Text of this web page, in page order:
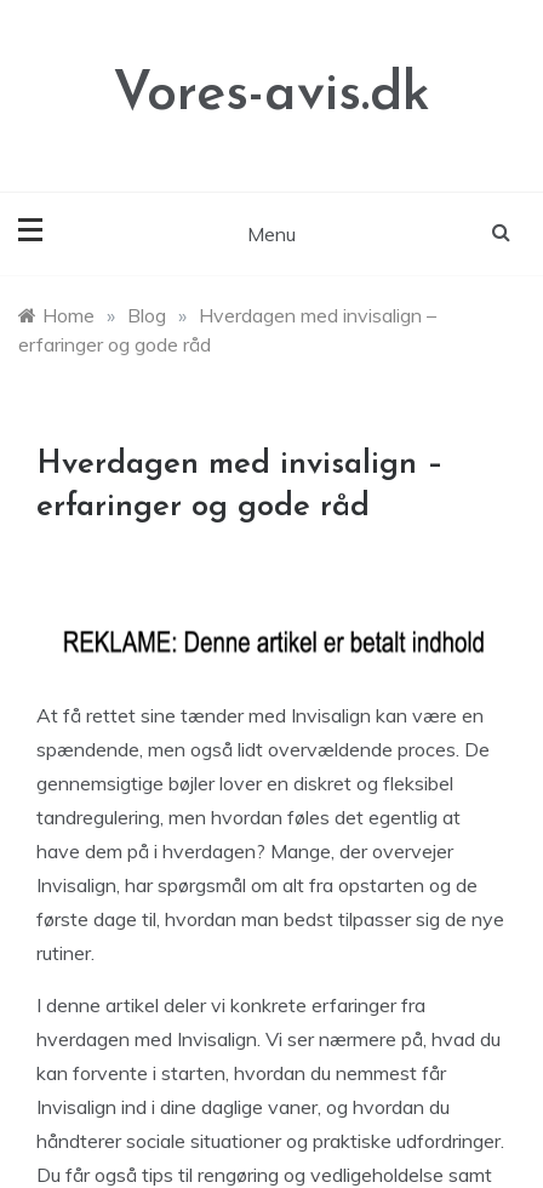
Vores-avis.dk
Menu
Home » Blog » Hverdagen med invisalign –
erfaringer og gode råd
Hverdagen med invisalign –
erfaringer og gode råd
At få rettet sine tænder med Invisalign kan være en
spændende, men også lidt overvældende proces. De
gennemsigtige bøjler lover en diskret og fleksibel
tandregulering, men hvordan føles det egentlig at
have dem på i hverdagen? Mange, der overvejer
Invisalign, har spørgsmål om alt fra opstarten og de
første dage til, hvordan man bedst tilpasser sig de nye
rutiner.
I denne artikel deler vi konkrete erfaringer fra
hverdagen med Invisalign. Vi ser nærmere på, hvad du
kan forvente i starten, hvordan du nemmest får
Invisalign ind i dine daglige vaner, og hvordan du
håndterer sociale situationer og praktiske udfordringer.
Du får også tips til rengøring og vedligeholdelse samt